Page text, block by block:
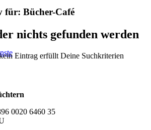
für: Bücher-Café
nichts gefunden werden
Eintrag erfüllt Deine Suchkriterien
0020 6460 35